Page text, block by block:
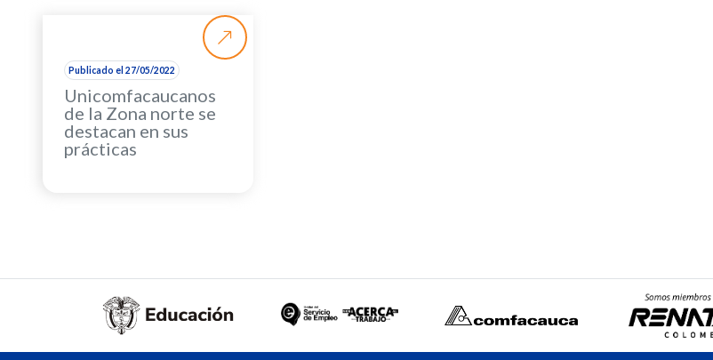
Publicado el 27/05/2022
Unicomfacaucanos
de la Zona norte se
destacan en sus
prácticas